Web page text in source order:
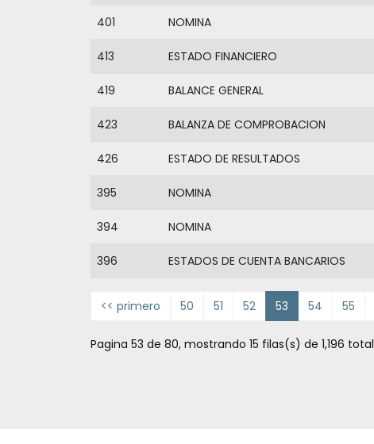
401 NOMINA
413 ESTADO FINANCIERO
419 BALANCE GENERAL
423 BALANZA DE COMPROBACION
426 ESTADO DE RESULTADOS
395 NOMINA
394 NOMINA
396 ESTADOS DE CUENTA BANCARIOS
<< primero 50 51 52 53 54 55
Pagina 53 de 80, mostrando 15 filas(s) de 1,196 total